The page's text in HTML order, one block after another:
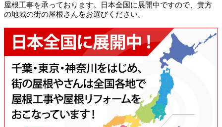
屋根工事を承っております。日本全国に展開中ですので、貴方
の地域の街の屋根さんをお選びください。